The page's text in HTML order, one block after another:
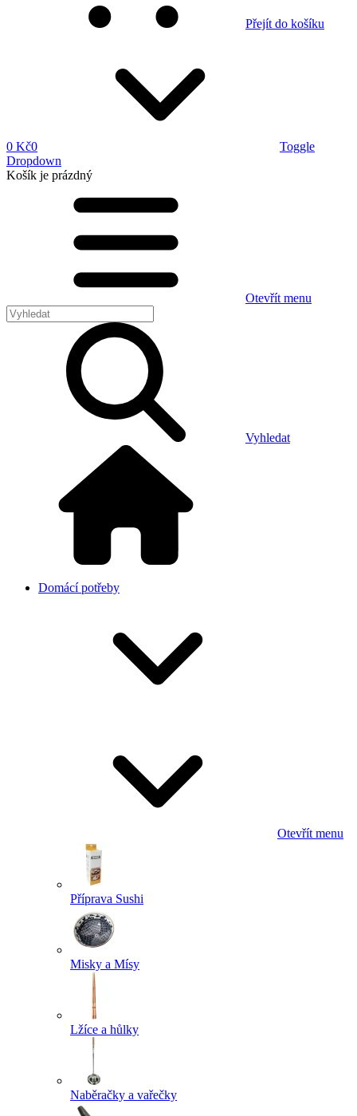
Přejít do košíku
0 Kč0
Toggle
Dropdown
Košík je prázdný
Otevřít menu
Vyhledat
Domácí potřeby
Otevřít menu
Příprava Sushi
Misky a Mísy
Lžíce a hůlky
Naběračky a vařečky